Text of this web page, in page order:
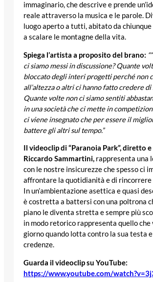
immaginario, che descrive e prende
reale attraverso la musica e le parole.
luogo aperto a tutti, abitato da chiunque
a scalare le montagne della vita.
Spiega l’artista a proposito del brano:
ci siamo messi in discussione? Quante
bloccato degli interi progetti perché non
all’altezza o altri ci hanno fatto credere di
Quante volte non ci siamo sentiti
in una società che ci mette in
ci viene insegnato che per essere il
battere gli altri sul tempo.”
Il videoclip di “Paranoia Park”, diretto
Riccardo Sammartini, rappresenta una
con le nostre insicurezze che spesso ci
affrontare la quotidianità e di rincorrere
In un’ambientazione asettica e quasi
è costretta a battersi con una poltrona
piano le diventa stretta e sempre più
in modo retorico rappresenta quello che
giorno quando lotta contro la sua testa
credenze.
Guarda il videoclip su YouTube:
https://www.youtube.com/